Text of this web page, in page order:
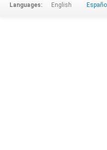
Languages: English Español